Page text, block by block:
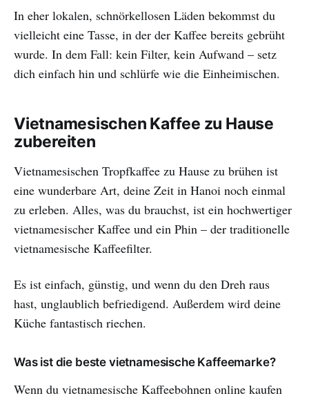
In eher lokalen, schnörkellosen Läden bekommst du
vielleicht eine Tasse, in der der Kaffee bereits gebrüht
wurde. In dem Fall: kein Filter, kein Aufwand – setz
dich einfach hin und schlürfe wie die Einheimischen.
Vietnamesischen Kaffee zu Hause
zubereiten
Vietnamesischen Tropfkaffee zu Hause zu brühen ist
eine wunderbare Art, deine Zeit in Hanoi noch einmal
zu erleben. Alles, was du brauchst, ist ein hochwertiger
vietnamesischer Kaffee und ein Phin – der traditionelle
vietnamesische Kaffeefilter.
Es ist einfach, günstig, und wenn du den Dreh raus
hast, unglaublich befriedigend. Außerdem wird deine
Küche fantastisch riechen.
Was ist die beste vietnamesische Kaffeemarke?
Wenn du vietnamesische Kaffeebohnen online kaufen